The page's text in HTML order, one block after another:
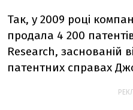
Так, у 2009 році
продала 4 200
Research, заснованій
патентних справах